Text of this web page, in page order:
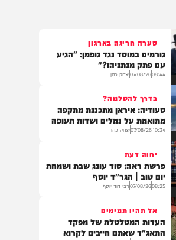
סערה חריגה בארגון
גורמים במוסד נגד גופמן: "הגיע
עם פתק מנתניהו?"
08:44
07/08/26 יצחק כהן
בדרך להסלמה?
סעודיה: איראן מתכננת מתקפה
מתואמת על נמלים ושדות תעופה
10:34
07/08/26יצחק כהן
פרשת ראה: סוד עונג שבת ושמחת
יום טוב | הגר"ד יוסף
08:25
07/08/26רבי דוד יוסף